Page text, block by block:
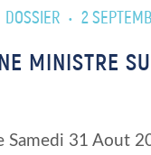
DOSSIER • 2
MINISTRE
Samedi 31 Aout